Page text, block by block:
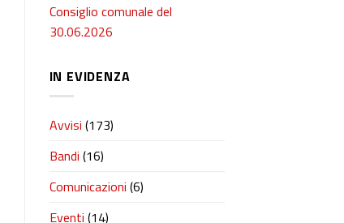
Consiglio comunale del
30.06.2026
IN EVIDENZA
Avvisi (173)
Bandi (16)
Comunicazioni (6)
Eventi (14)